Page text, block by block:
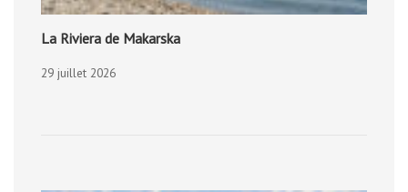
La Riviera de Makarska
29 juillet 2026